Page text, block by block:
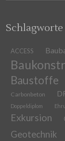
Schlagworte
ACCESS
Baustoffe
Carbonbeton
Doppeldiplom
Exkursion
Geotechnik